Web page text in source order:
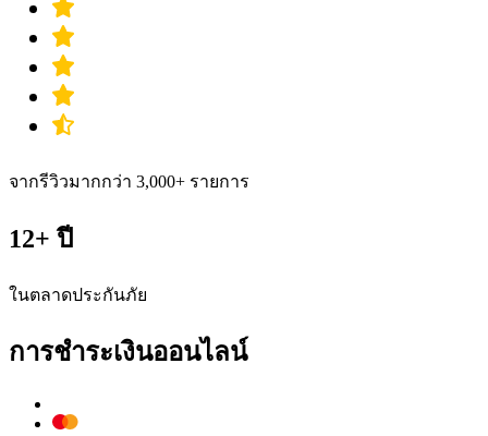
จากรีวิวมากกว่า 3,000+ รายการ
12+ ปี
ในตลาดประกันภัย
การชำระเงินออนไลน์